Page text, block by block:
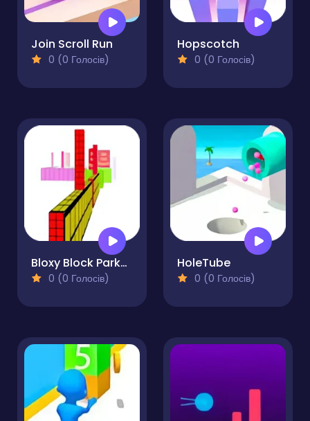
Join Scroll Run
0 (0 Голосів)
Hopscotch
0 (0 Голосів)
Bloxy Block Parkour
0 (0 Голосів)
HoleTube
0 (0 Голосів)